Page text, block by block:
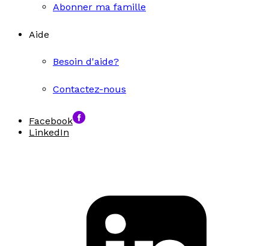
Abonner ma famille
Aide
Besoin d'aide?
Contactez-nous
Facebook
LinkedIn